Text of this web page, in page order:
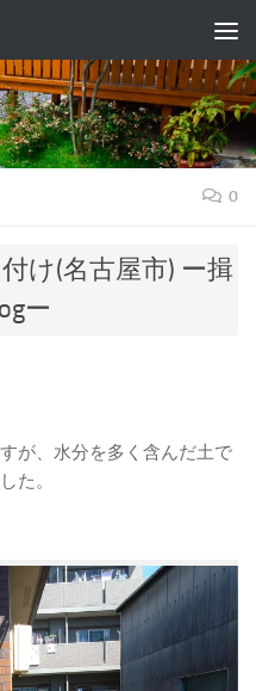
0
け(名古屋市) ー揖
ー
が、水分を多く含んだ土で
た。